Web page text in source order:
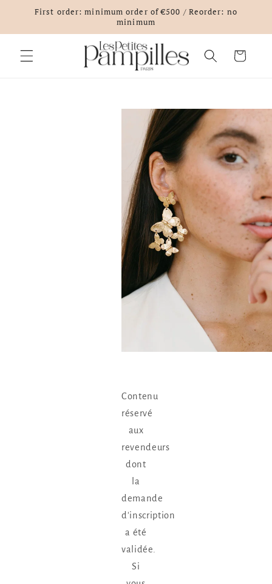
Skip to
First order: minimum order of €500 / Reorder: no
minimum
Cart
Contenu
réservé
aux
revendeurs
dont
la
demande
d'inscription
a été
validée.
Si